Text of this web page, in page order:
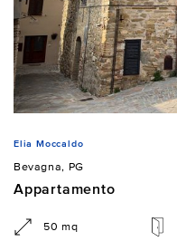
Elia Moccaldo
Bevagna, PG
Appartamento
50 mq